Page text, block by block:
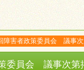
障害者政策委員会 議事
委員会 議事次第